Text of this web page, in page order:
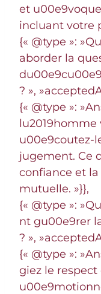
et
incluant votre
{« @type »:
aborder la
? »,
{« @type »:
lu2019homme
u00e9coutez-
jugement. Ce
confiance et
mutuelle. »}},
{« @type »:
nt gu00e9rer
? »,
{« @type »:
giez le